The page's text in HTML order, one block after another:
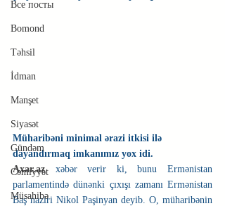
Все посты
Bomond
Təhsil
İdman
Manşet
Siyasət
Gündəm
Cəmiyyət
Müsahibə
Müharibəni minimal ərazi itkisi ilə
dayandırmaq imkanımız yox idi.
Axar.az xəbər verir ki, bunu Ermənistan
parlamentində dünənki çıxışı zamanı Ermənistan
Baş naziri Nikol Paşinyan deyib. O, müharibənin